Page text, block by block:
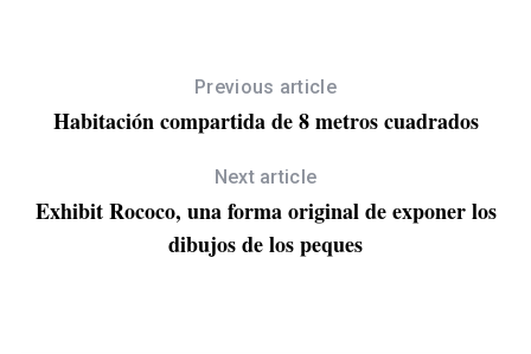
Previous article
Habitación compartida de 8 metros cuadrados
Next article
Exhibit Rococo, una forma original de exponer los
dibujos de los peques